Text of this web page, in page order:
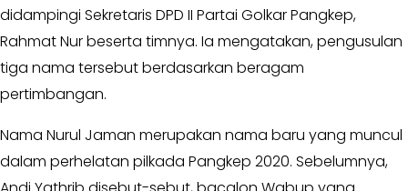
1957
-
-
AL
-
MDI
-
didampingi Sekretaris DPD II Partai Golkar Pangkep,
Rahmat Nur beserta timnya. Ia mengatakan, pengusulan
tiga nama tersebut berdasarkan beragam
pertimbangan.
Nama Nurul Jaman merupakan nama baru yang muncul
dalam perhelatan pilkada Pangkep 2020. Sebelumnya,